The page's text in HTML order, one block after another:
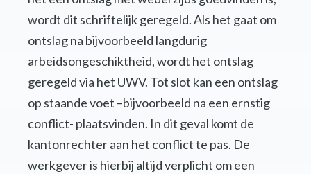
wordt dit schriftelijk geregeld. Als het gaat om
ontslag na bijvoorbeeld langdurig
arbeidsongeschiktheid, wordt het ontslag
geregeld via het UWV. Tot slot kan een ontslag
op staande voet –bijvoorbeeld na een ernstig
conflict- plaatsvinden. In dit geval komt de
kantonrechter aan het conflict te pas. De
werkgever is hierbij altijd verplicht om een